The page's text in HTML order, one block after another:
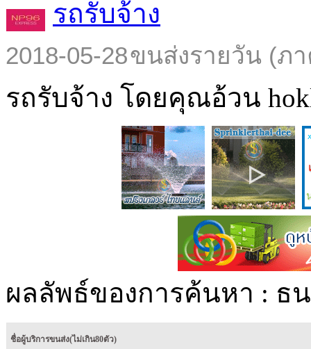
รถรับจ้าง
2018-05-28ขนส่งรายวัน (ภ
รถรับจ้าง โดยคุณอ้วน
ผลลัพธ์ของการค้นหา : ธ
ชื่อผู้บริการขนส่ง(ไม่เกิน80ตัว)